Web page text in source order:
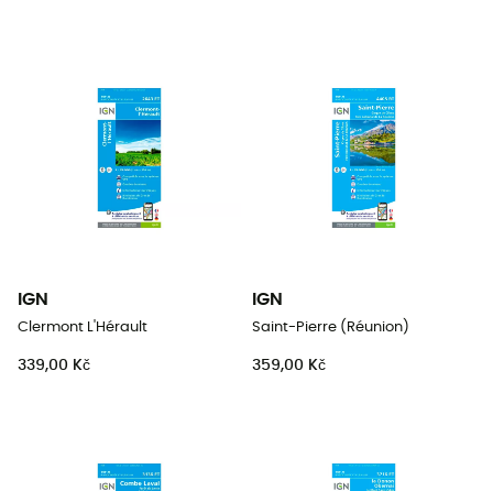
IGN
Clermont L'Hérault
339,00 Kč
IGN
Saint-Pierre (Réunion)
359,00 Kč